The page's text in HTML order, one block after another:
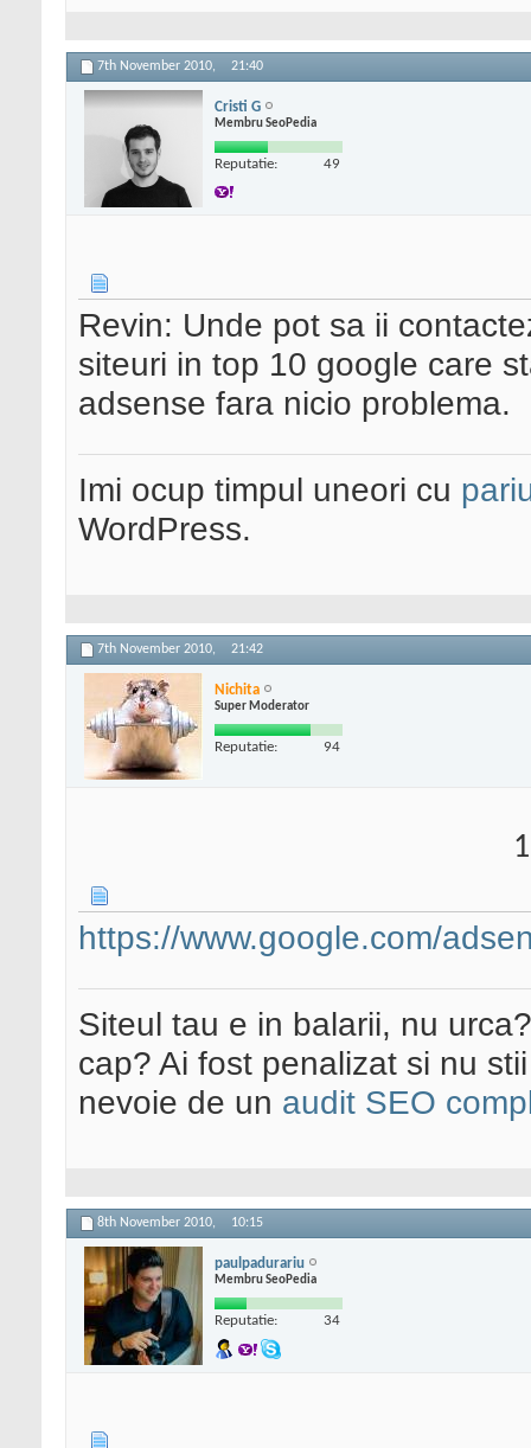
7th November 2010, 21:40
Cristi G
Membru SeoPedia
Reputatie: 49
Revin: Unde pot sa ii
siteuri in top 10 google care
adsense fara nicio problema.
Imi ocup timpul uneori cu
WordPress.
7th November 2010, 21:42
Nichita
Super Moderator
Reputatie: 94
https://www.google.com/
Siteul tau e in balarii, nu
cap? Ai fost penalizat si nu
nevoie de un audit SEO
8th November 2010, 10:15
paulpadurariu
Membru SeoPedia
Reputatie: 34